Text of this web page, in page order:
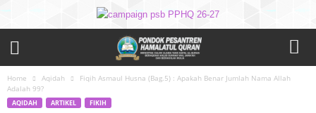
Home Aqidah
Fiqih Asmaul Husna (Bag.5) : Apakah Benar Jumlah Nama Allah
Adalah 99?
AQIDAH ARTIKEL FIKIH